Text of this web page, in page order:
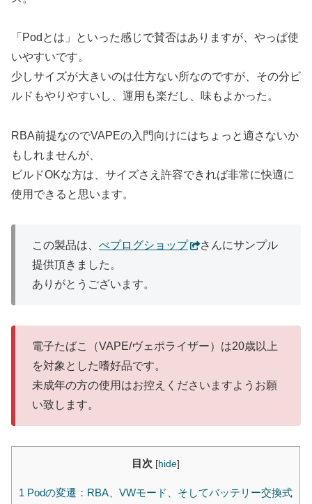
「Podとは」といった感じで賛否はありますが、やっぱ使
いやすいです。
少しサイズが大きいのは仕方ない所なのですが、その分ビ
ルドもやりやすいし、運用も楽だし、味もよかった。
RBA前提なのでVAPEの入門向けにはちょっと適さないか
もしれませんが、
ビルドOKな方は、サイズさえ許容できれば非常に快適に
使用できると思います。
この製品は、 べプログショップ
さんにサンプル
提供頂きました。
ありがとうございます。
電子たばこ（VAPE/ヴェポライザー）は20歳以上
を対象とした嗜好品です。
未成年の方の使用はお控えくださいますようお願
い致します。
目次 [hide]
1 Podの変遷：RBA、VWモード、そしてバッテリー交換式